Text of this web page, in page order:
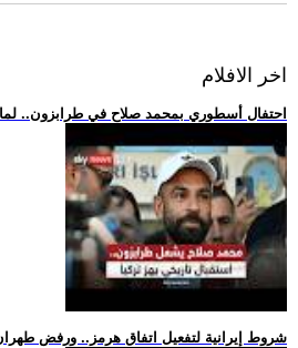
اخر الافلام
.. احتفال أسطوري بمحمد صلاح في طرابزون..
.. شروط إيرانية لتفعيل اتفاق هرمز.. ورفض